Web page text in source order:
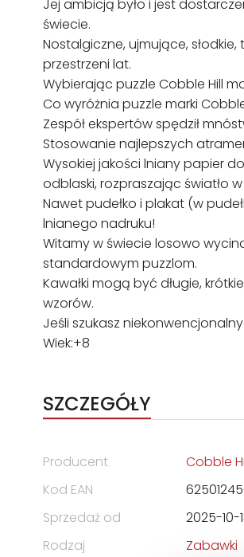
Jej ambicją było i jest
świecie.
Nostalgiczne, ujmujące,
przestrzeni lat.
Wybierając puzzle Cobble Hill
Co wyróżnia puzzle marki
Zespół ekspertów spędził
Stosowanie najlepszych
Wysokiej jakości lniany papier
odblaski, rozpraszając światło
Nawet pudełko i plakat (w
lnianego nadruku!
Witamy w świecie losowo
standardowym puzzlom.
Kawałki mogą być długie,
wzorów.
Jeśli szukasz
Wiek:+8
SZCZEGÓŁY
Producent
Cobble
Kod EAN
Sprzedaż od
2025-10-
Rodzaj
Zabawki